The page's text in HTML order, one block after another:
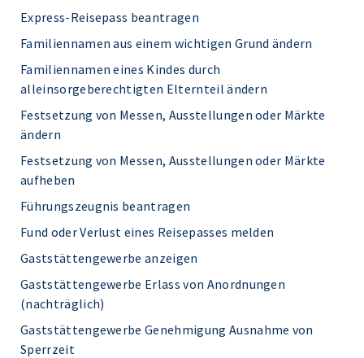
Express-Reisepass beantragen
Familiennamen aus einem wichtigen Grund ändern
Familiennamen eines Kindes durch
alleinsorgeberechtigten Elternteil ändern
Festsetzung von Messen, Ausstellungen oder Märkte
ändern
Festsetzung von Messen, Ausstellungen oder Märkte
aufheben
Führungszeugnis beantragen
Fund oder Verlust eines Reisepasses melden
Gaststättengewerbe anzeigen
Gaststättengewerbe Erlass von Anordnungen
(nachträglich)
Gaststättengewerbe Genehmigung Ausnahme von
Sperrzeit